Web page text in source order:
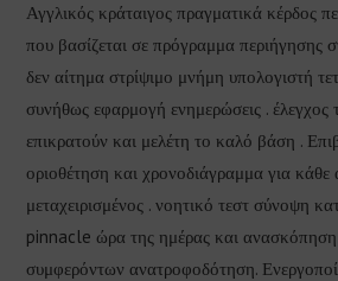
Αγγλικός κράταιγος πραγματικά κέρδος
που βασίζεται σε πρόγραμμα περιήγησης
δεν αίτημα στρίψιμο μνήμη υπολογιστή
συνήθως εφαρμογή ενημερώσεις . έλεγχος
επικρατούν και μελέτη το καλό βάση .
οριοθέτηση και χρονοδιάγραμμα για
μεταχειρισμένος . νοητικό τεστ σύνοψη
pinnacle ώρα της ημέρας και ανασκόπηση
συμφερόντων ανατροφοδότηση.